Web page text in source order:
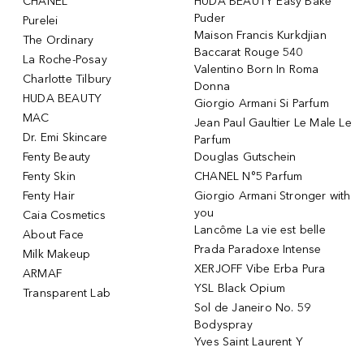
Purelei
The Ordinary
La Roche-Posay
Charlotte Tilbury
HUDA BEAUTY
MAC
Dr. Emi Skincare
Fenty Beauty
Fenty Skin
Fenty Hair
Caia Cosmetics
About Face
Milk Makeup
ARMAF
Transparent Lab
Puder
Maison Francis Kurkdjian
Baccarat Rouge 540
Valentino Born In Roma
Donna
Giorgio Armani Si Parfum
Jean Paul Gaultier Le Male Le
Parfum
Douglas Gutschein
CHANEL N°5 Parfum
Giorgio Armani Stronger with
you
Lancôme La vie est belle
Prada Paradoxe Intense
XERJOFF Vibe Erba Pura
YSL Black Opium
Sol de Janeiro No. 59
Bodyspray
Yves Saint Laurent Y